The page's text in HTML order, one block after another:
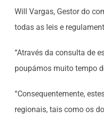
Will Vargas, Gestor do
todas as leis e
“Através da consulta de
poupámos muito tempo
“Consequentemente,
regionais, tais como os